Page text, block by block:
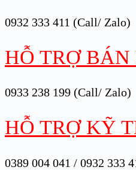
0932 333 411 (Call/ Zalo)
HỖ TRỢ
0933 238 199 (Call/ Zalo)
HỖ TRỢ KỸ
0389 004 041 / 0932 333